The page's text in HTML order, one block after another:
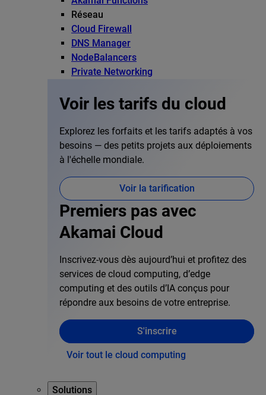
Réseau
Cloud Firewall
DNS Manager
NodeBalancers
Private Networking
Voir les tarifs du cloud
Explorez les forfaits et les tarifs adaptés à vos
besoins — des petits projets aux déploiements
à l'échelle mondiale.
Voir la tarification
Premiers pas avec
Akamai Cloud
Inscrivez-vous dès aujourd’hui et profitez des
services de cloud computing, d’edge
computing et des outils d’IA conçus pour
répondre aux besoins de votre entreprise.
S'inscrire
Voir tout le cloud computing
Solutions